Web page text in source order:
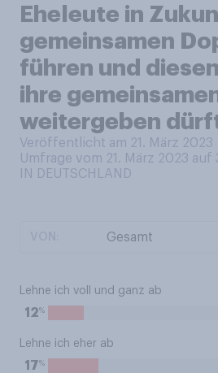
Eheleute in
gemeinsamen
führen und
ihre
weitergeben
Veröffentlicht am 21. März 2023
Umfrage vom 21. März 2023 auf
IN DEUTSCHLAND
Lehne ich voll und ganz ab
12%
Lehne ich eher ab
17%